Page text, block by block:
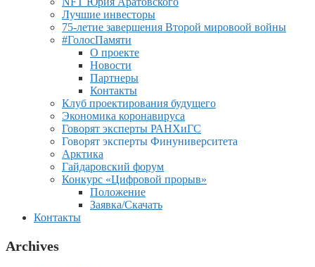
Лучшие инвесторы
75-летие завершения Второй мировоой войны
#ГолосПамяти
О проекте
Новости
Партнеры
Контакты
Клуб проектирования будущего
Экономика коронавируса
Говорят эксперты РАНХиГС
Говорят эксперты Финуниверситета
Арктика
Гайдаровский форум
Конкурс «Цифровой прорыв»
Положение
Заявка/Скачать
Контакты
Archives